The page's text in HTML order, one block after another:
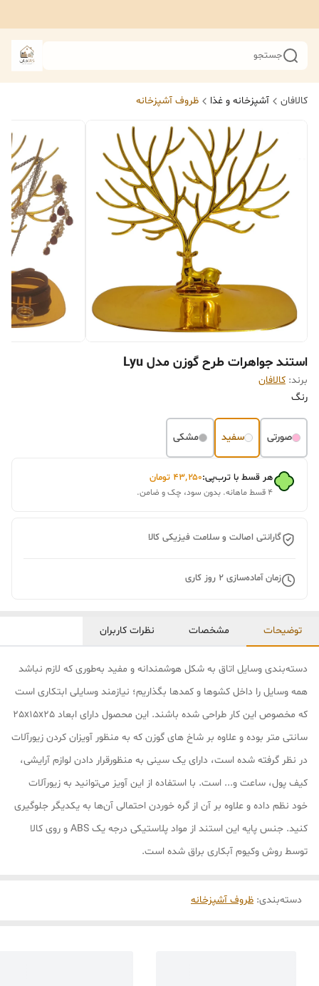
جستجو
کالافان آشپزخانه و غذا ظروف آشپزخانه
استند جواهرات طرح گوزن مدل Lyu
برند: کالافان
رنگ
صورتی سفید مشکی
هر قسط با ترب‌پی:۴۳٬۲۵۰ تومان
۴ قسط ماهانه. بدون سود، چک و ضامن.
گارانتی اصالت و سلامت فیزیکی کالا
زمان آماده‌سازی 2 روز کاری
توضیحات مشخصات نظرات کاربران
دسته‌بندی وسایل اتاق به شکل هوشمندانه و مفید به‌طوری که لازم نباشد
همه وسایل را داخل کشوها و کمدها بگذاریم؛ نیازمند وسایلی ابتکاری است
که مخصوص این کار طراحی شده باشند. این محصول دارای ابعاد 25x15x25
سانتی متر بوده و علاوه بر شاخ های گوزن که به منظور آویزان کردن زیورآلات
در نظر گرفته شده است، دارای یک سینی به منظورقرار دادن لوازم آرایشی،
کیف پول، ساعت و... است. با استفاده از این آویز می‌توانید به زیورآلات
خود نظم داده و علاوه بر آن از گره خوردن احتمالی آن‌ها به یکدیگر جلوگیری
کنید. جنس پایه این استند از مواد پلاستیکی درجه یک ABS و روی کالا
توسط روش وکیوم آبکاری براق شده است.
دسته‌بندی: ظروف آشپزخانه